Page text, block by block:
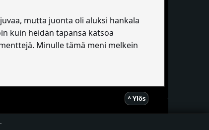
mutta juonta oli aluksi hankala
kuin heidän tapansa katsoa
Minulle tämä meni melkein
^ Ylös